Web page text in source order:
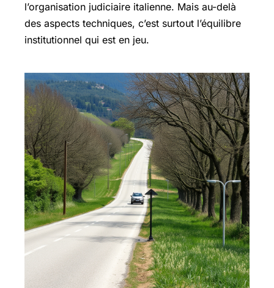
l’organisation judiciaire italienne. Mais au-delà
des aspects techniques, c’est surtout l’équilibre
institutionnel qui est en jeu.